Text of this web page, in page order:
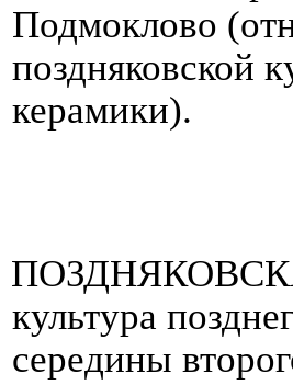
Подмоклово
поздняковской
керамики).
культура
середины